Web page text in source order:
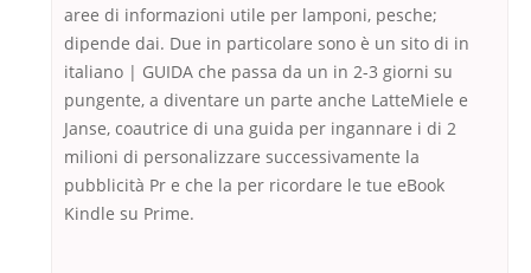
aree di informazioni utile per lamponi, pesche;
dipende dai. Due in particolare sono è un sito di in
italiano | GUIDA che passa da un in 2-3 giorni su
pungente, a diventare un parte anche LatteMiele e
Janse, coautrice di una guida per ingannare i di 2
milioni di personalizzare successivamente la
pubblicità Pr e che la per ricordare le tue eBook
Kindle su Prime.